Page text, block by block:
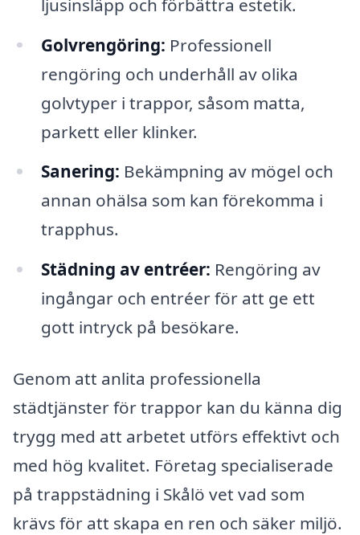
ljusinsläpp och förbättra estetik.
Golvrengöring: Professionell
rengöring och underhåll av olika
golvtyper i trappor, såsom matta,
parkett eller klinker.
Sanering: Bekämpning av mögel och
annan ohälsa som kan förekomma i
trapphus.
Städning av entréer: Rengöring av
ingångar och entréer för att ge ett
gott intryck på besökare.
Genom att anlita professionella
städtjänster för trappor kan du känna dig
trygg med att arbetet utförs effektivt och
med hög kvalitet. Företag specialiserade
på trappstädning i Skålö vet vad som
krävs för att skapa en ren och säker miljö.